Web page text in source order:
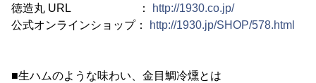
徳造丸 URL ：
http://1930.co.jp/
公式オンラインショップ：
http://1930.jp/SHOP/578.html
■生ハムのような味わい、金目鯛冷燻とは